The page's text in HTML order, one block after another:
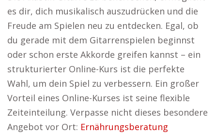
es dir, dich musikalisch auszudrücken und die
Freude am Spielen neu zu entdecken. Egal, ob
du gerade mit dem Gitarrenspielen beginnst
oder schon erste Akkorde greifen kannst – ein
strukturierter Online-Kurs ist die perfekte
Wahl, um dein Spiel zu verbessern. Ein großer
Vorteil eines Online-Kurses ist seine flexible
Zeiteinteilung. Verpasse nicht dieses besondere
Angebot vor Ort: Ernährungsberatung